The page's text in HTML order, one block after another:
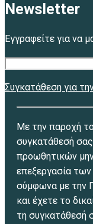
Newsletter
Εγγραφείτε για να
Συγκατάθεση για
Με την παροχή
συγκατάθεσή
προωθητικών
επεξεργασία
σύμφωνα με την
και έχετε το
τη συγκατάθεσή